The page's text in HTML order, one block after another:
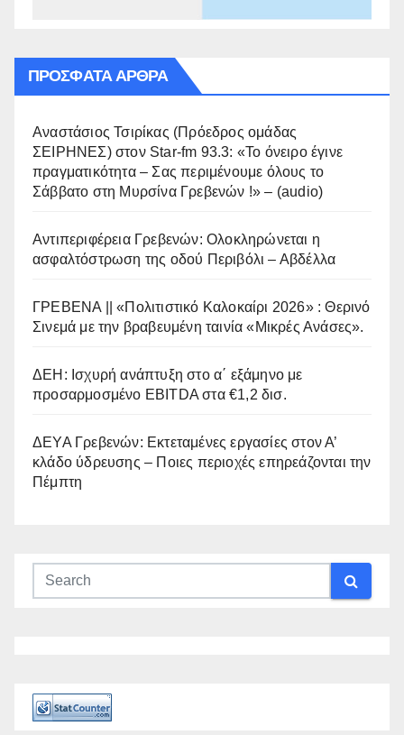
ΠΡΌΣΦΑΤΑ ΆΡΘΡΑ
Αναστάσιος Τσιρίκας (Πρόεδρος ομάδας
ΣΕΙΡΗΝΕΣ) στον Star-fm 93.3: «Το όνειρο έγινε
πραγματικότητα – Σας περιμένουμε όλους το
Σάββατο στη Μυρσίνα Γρεβενών !» – (audio)
Αντιπεριφέρεια Γρεβενών: Ολοκληρώνεται η
ασφαλτόστρωση της οδού Περιβόλι – Αβδέλλα
ΓΡΕΒΕΝΑ || «Πολιτιστικό Καλοκαίρι 2026» : Θερινό
Σινεμά με την βραβευμένη ταινία «Μικρές Ανάσες».
ΔΕΗ: Ισχυρή ανάπτυξη στο α΄ εξάμηνο με
προσαρμοσμένο EBITDA στα €1,2 δισ.
ΔΕΥΑ Γρεβενών: Εκτεταμένες εργασίες στον Α’
κλάδο ύδρευσης – Ποιες περιοχές επηρεάζονται την
Πέμπτη